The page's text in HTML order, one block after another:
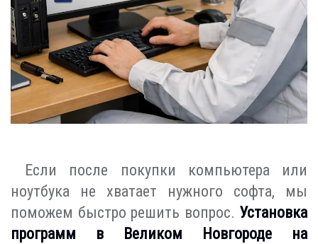
Если после покупки компьютера или
ноутбука не хватает нужного софта, мы
поможем быстро решить вопрос. Установка
программ в Великом Новгороде на